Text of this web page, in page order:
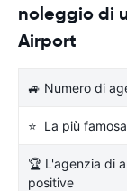
noleggio di
Airport
🚙 Numero di
⭐ La più
🏆 L'agenzia di
positive